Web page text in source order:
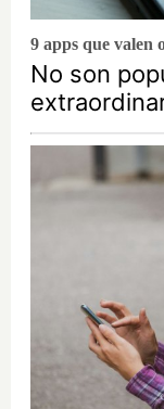
9 apps que valen
No son